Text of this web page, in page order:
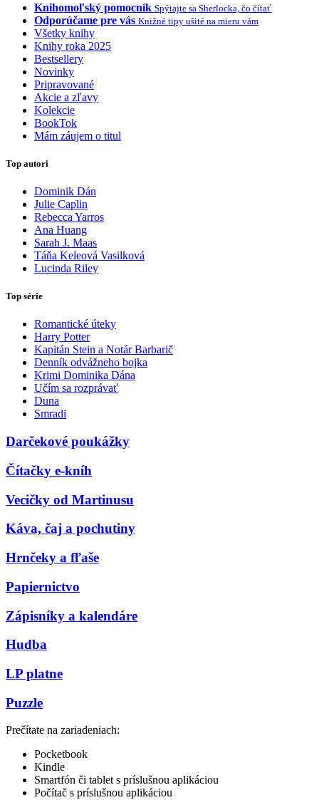
Knihomoľský pomocník Spýtajte sa Sherlocka, čo čítať
Odporúčame pre vás Knižné tipy ušité na mieru vám
Všetky knihy
Knihy roka 2025
Bestsellery
Novinky
Pripravované
Akcie a zľavy
Kolekcie
BookTok
Mám záujem o titul
Top autori
Dominik Dán
Julie Caplin
Rebecca Yarros
Ana Huang
Sarah J. Maas
Táňa Keleová Vasilková
Lucinda Riley
Top série
Romantické úteky
Harry Potter
Kapitán Stein a Notár Barbarič
Denník odvážneho bojka
Krimi Dominika Dána
Učím sa rozprávať
Duna
Smradi
Darčekové poukážky
Čítačky e-kníh
Vecičky od Martinusu
Káva, čaj a pochutiny
Hrnčeky a fľaše
Papiernictvo
Zápisníky a kalendáre
Hudba
LP platne
Puzzle
Prečítate na zariadeniach:
Pocketbook
Kindle
Smartfón či tablet s príslušnou aplikáciou
Počítač s príslušnou aplikáciou